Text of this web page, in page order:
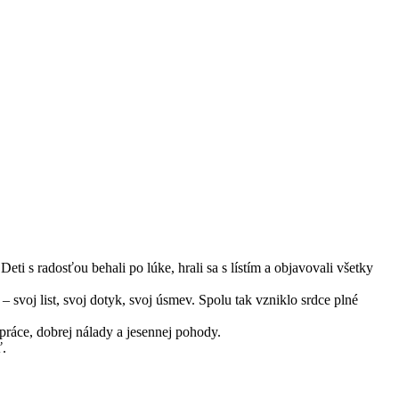
s radosťou behali po lúke, hrali sa s lístím a objavovali všetky
svoj list, svoj dotyk, svoj úsmev. Spolu tak vzniklo srdce plné
dobrej nálady a jesennej pohody.